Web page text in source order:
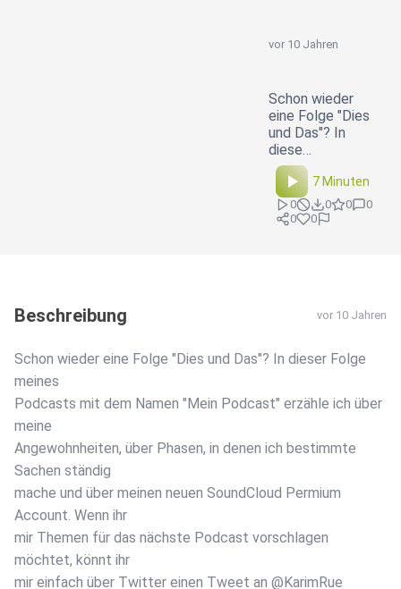
vor 10 Jahren
Schon wieder
eine Folge "Dies
und Das"? In
diese…
7 Minuten
0 0 0
0
0
0
Beschreibung vor 10 Jahren
Schon wieder eine Folge "Dies und Das"? In dieser Folge
meines
Podcasts mit dem Namen "Mein Podcast" erzähle ich über
meine
Angewohnheiten, über Phasen, in denen ich bestimmte
Sachen ständig
mache und über meinen neuen SoundCloud Permium
Account. Wenn ihr
mir Themen für das nächste Podcast vorschlagen
möchtet, könnt ihr
mir einfach über Twitter einen Tweet an @KarimRue